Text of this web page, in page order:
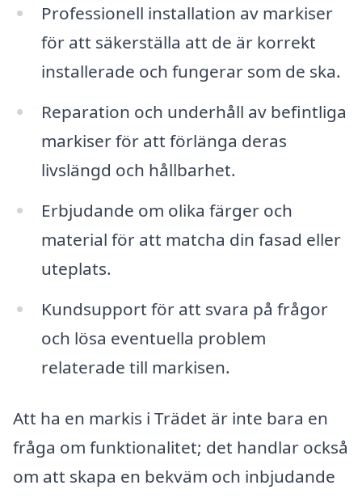
Professionell installation av markiser
för att säkerställa att de är korrekt
installerade och fungerar som de ska.
Reparation och underhåll av befintliga
markiser för att förlänga deras
livslängd och hållbarhet.
Erbjudande om olika färger och
material för att matcha din fasad eller
uteplats.
Kundsupport för att svara på frågor
och lösa eventuella problem
relaterade till markisen.
Att ha en markis i Trädet är inte bara en
fråga om funktionalitet; det handlar också
om att skapa en bekväm och inbjudande